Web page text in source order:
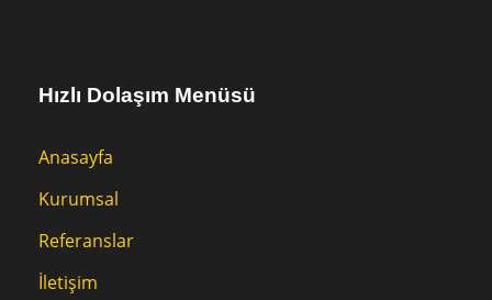
Hızlı Dolaşım Menüsü
Anasayfa
Kurumsal
Referanslar
İletişim